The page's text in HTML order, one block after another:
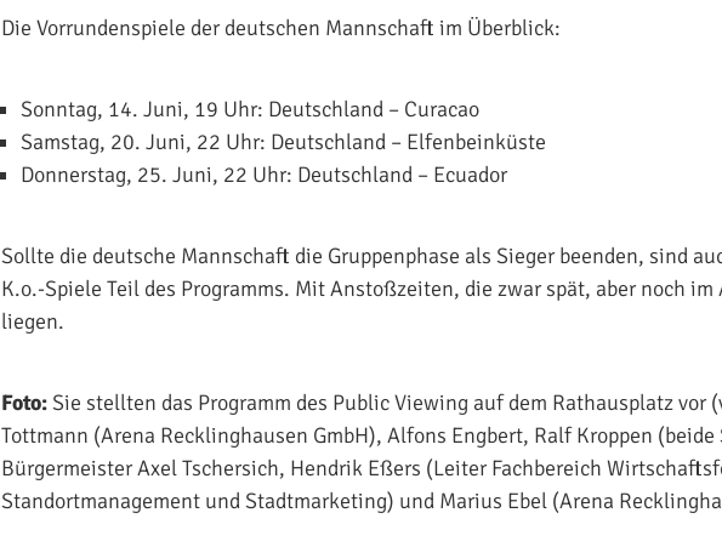
Die Vorrundenspiele der deutschen Mannschaft im Überblick:
Sonntag, 14. Juni, 19 Uhr: Deutschland – Curacao
Samstag, 20. Juni, 22 Uhr: Deutschland – Elfenbeinküste
Donnerstag, 25. Juni, 22 Uhr: Deutschland – Ecuador
Sollte die deutsche Mannschaft die Gruppenphase als Sieger beenden, sind
K.o.-Spiele Teil des Programms. Mit Anstoßzeiten, die zwar spät, aber noch im
liegen.
Foto:Sie stellten das Programm des Public Viewing auf dem Rathausplatz vor
Tottmann (Arena Recklinghausen GmbH), Alfons Engbert, Ralf Kroppen (beide
Bürgermeister Axel Tschersich, Hendrik Eßers (Leiter Fachbereich
Standortmanagement und Stadtmarketing) und Marius Ebel (Arena